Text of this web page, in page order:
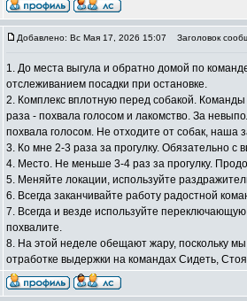
Добавлено: Вс Мая 17, 2026 15:07 Заголовок
1. До места выгула и обратно домой по
отслеживанием посадки при остановке.
2. Комплекс вплотную перед собакой.
раза - похвала голосом и лакомство. За
похвала голосом. Не отходите от собак, наша
3. Ко мне 2-3 раза за прогулку. Обязательно с
4. Место. Не меньше 3-4 раз за прогулку.
5. Меняйте локации, используйте
6. Всегда заканчивайте работу радостной
7. Всегда и везде используйте
похвалите.
8. На этой неделе обещают жару, поскольку
отработке выдержки на командах Сидеть,